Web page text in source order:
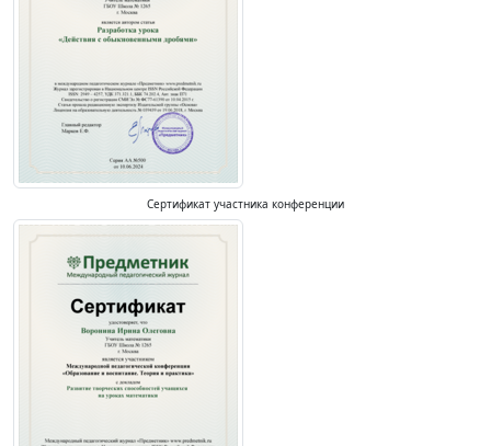
Сертификат участника конференции